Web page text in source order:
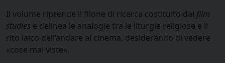
Il volume riprende il filone di ricerca costituito dai film
studies e delinea le analogie tra le liturgie religiose e il
rito laico dell’andare al cinema, desiderando di vedere
«cose mai viste».